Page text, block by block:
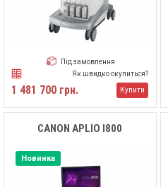
Під замовлення
Як швидко окупиться?
1 481 700 грн. Купити
CANON APLIO I800
Новинка